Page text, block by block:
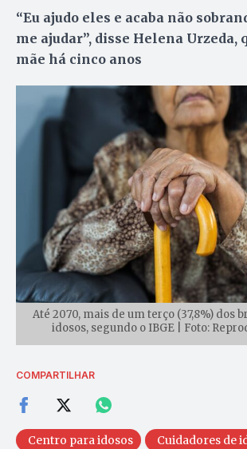
“Eu ajudo eles e acaba não
me ajudar”, disse Helena Urzeda,
mãe há cinco anos
Até 2070, mais de um terço (37,8%) dos
idosos, segundo o IBGE | Foto:
COMPARTILHAR
Centro para idosos
Cuidadores de